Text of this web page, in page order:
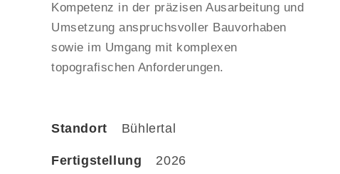
Kompetenz in der präzisen Ausarbeitung und
Umsetzung anspruchsvoller Bauvorhaben
sowie im Umgang mit komplexen
topografischen Anforderungen.
Standort Bühlertal
Fertigstellung 2026